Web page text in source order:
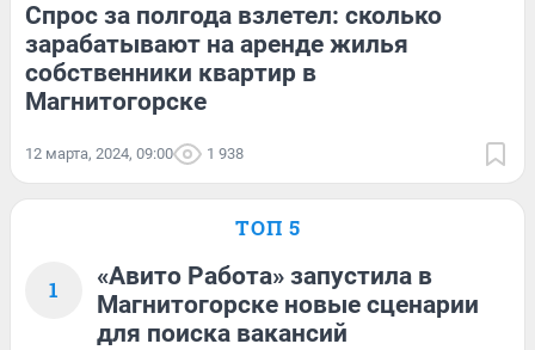
Спрос за полгода взлетел: сколько
зарабатывают на аренде жилья
собственники квартир в
Магнитогорске
12 марта, 2024, 09:00 1 938
ТОП 5
1
«Авито Работа» запустила в
Магнитогорске новые сценарии
для поиска вакансий